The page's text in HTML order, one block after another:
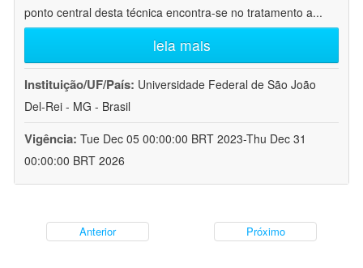
ponto central desta técnica encontra-se no tratamento a...
leia mais
Instituição/UF/País: Universidade Federal de São João
Del-Rei - MG - Brasil
Vigência: Tue Dec 05 00:00:00 BRT 2023-Thu Dec 31
00:00:00 BRT 2026
Anterior Próximo